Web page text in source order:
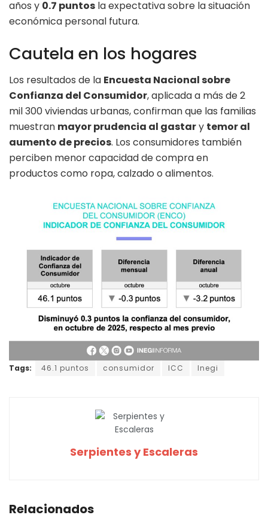
años y 0.7 puntos la expectativa sobre la situación
económica personal futura.
Cautela en los hogares
Los resultados de la Encuesta Nacional sobre
Confianza del Consumidor, aplicada a más de 2
mil 300 viviendas urbanas, confirman que las familias
muestran mayor prudencia al gastary temor al
aumento de precios. Los consumidores también
perciben menor capacidad de compra en
productos como ropa, calzado o alimentos.
Tags: 46.1 puntos consumidor ICC Inegi
Serpientes y Escaleras
Relacionados